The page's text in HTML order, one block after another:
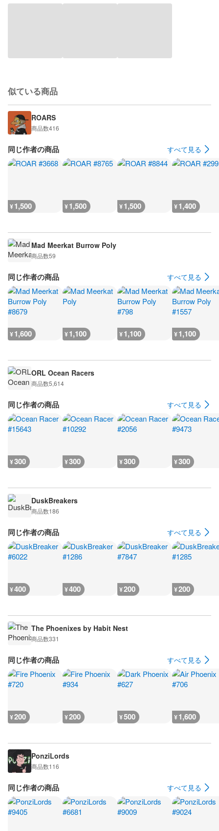
似ている商品
ROARS
商品数416
同じ作者の商品 すべて見る
¥1,500 ¥1,500 ¥1,500 ¥1,400
Mad Meerkat Burrow Poly
商品数59
同じ作者の商品 すべて見る
¥1,600 ¥1,100 ¥1,100 ¥1,100
ORL Ocean Racers
商品数5,614
同じ作者の商品 すべて見る
¥300 ¥300 ¥300 ¥300
DuskBreakers
商品数186
同じ作者の商品 すべて見る
¥400 ¥400 ¥200 ¥200
The Phoenixes by Habit Nest
商品数331
同じ作者の商品 すべて見る
¥200 ¥200 ¥500 ¥1,600
PonziLords
商品数116
同じ作者の商品 すべて見る